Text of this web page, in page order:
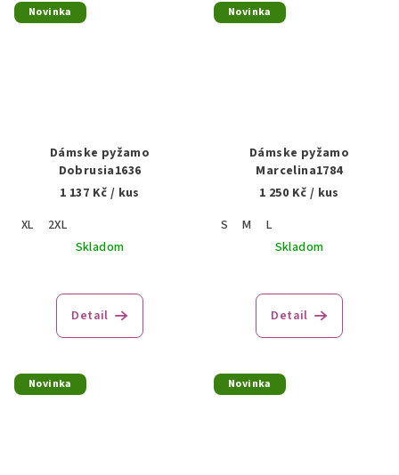
Novinka
Dámske pyžamo
Dobrusia1636
1 137 Kč / kus
XL
2XL
Skladom
Detail
Novinka
Dámske pyžamo
Marcelina1784
1 250 Kč / kus
S
M
L
Skladom
Detail
Novinka Novinka